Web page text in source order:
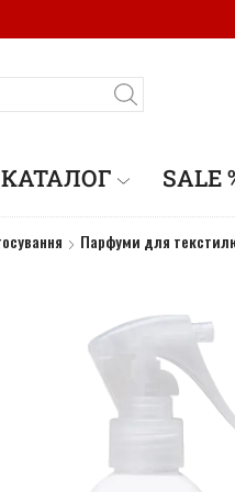
КАТАЛОГ SALE
Парфуми для текстилю